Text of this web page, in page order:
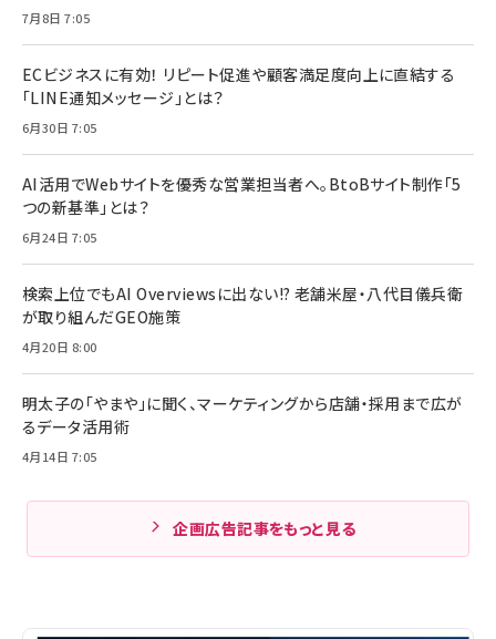
7月8日 7:05
ECビジネスに有効！ リピート促進や顧客満足度向上に直結する
「LINE通知メッセージ」とは？
6月30日 7:05
AI活用でWebサイトを優秀な営業担当者へ。BtoBサイト制作「5
つの新基準」とは？
6月24日 7:05
検索上位でもAI Overviewsに出ない!? 老舗米屋・八代目儀兵衛
が取り組んだGEO施策
4月20日 8:00
明太子の「やまや」に聞く、マーケティングから店舗・採用まで広が
るデータ活用術
4月14日 7:05
企画広告記事をもっと見る